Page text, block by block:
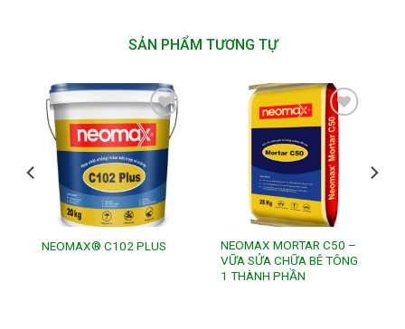
SẢN PHẨM TƯƠNG TỰ
Add to
wishlist
NEOMAX® C102 PLUS
Add to
wishlist
NEOMAX MORTAR C50 –
VỮA SỬA CHỮA BÊ TÔNG
1 THÀNH PHẦN